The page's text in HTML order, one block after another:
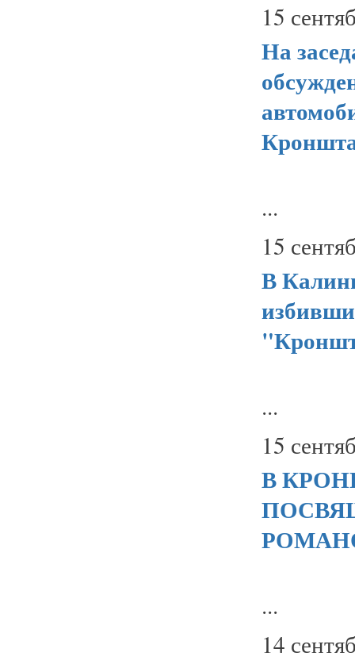
15
На
...
15
В
...
15
В
...
14